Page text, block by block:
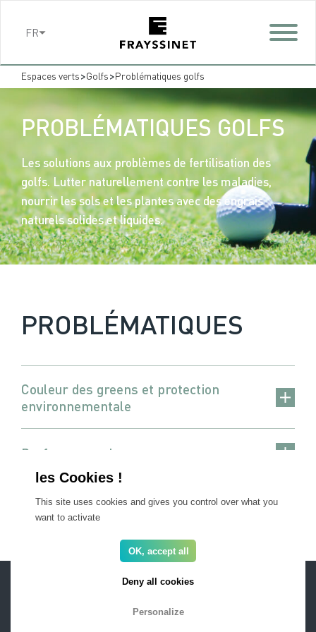
FR
Espaces verts>Golfs>Problématiques golfs
PROBLÉMATIQUES GOLFS
Les solutions aux problèmes de fertilisation des
golfs. Lutter naturellement contre les maladies,
nourrir les sols et les plantes avec des engrais
naturels solides et liquides.
PROBLÉMATIQUES
Couleur des greens et protection
environnementale
Performance des greens
Risques de compaction et résistance
aux stress
ESPACE PRO
Newsletter
This site uses cookies and gives you control over what you
want to activate
OK, accept all
Deny all cookies
Personalize